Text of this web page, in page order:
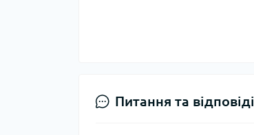
Питання та відповіді